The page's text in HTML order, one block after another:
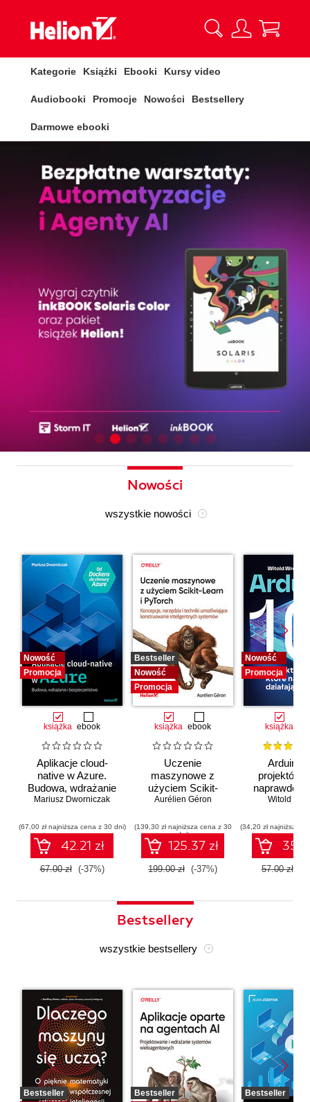
Kategorie Książki Ebooki Kursy video
Audiobooki Promocje Nowości Bestsellery
Darmowe ebooki
Nowości
wszystkie nowości
Nowość
Promocja
książka ebook
Aplikacje cloud-
native w Azure.
Budowa, wdrażanie
i bezpieczeństwo
Mariusz Dworniczak
(67,00 zł najniższa cena z 30 dni)
42.21 zł
67.00 zł (-37%)
Bestseller
Nowość
Promocja
książka ebook
Uczenie
maszynowe z
użyciem Scikit-
Learn i PyTorch.
narzędzia i techniki
umożliwiające
konstruowanie
inteligentnych
systemów
Aurélien Géron
(139,30 zł najniższa cena z 30
dni)
125.37 zł
199.00 zł (-37%)
Nowość
Promocja
książka
Arduino.
projektów,
naprawdę
Witold
(34,20 zł najniższa
57.00 zł
Bestsellery
wszystkie bestsellery
Bestseller
Bestseller
Bestseller